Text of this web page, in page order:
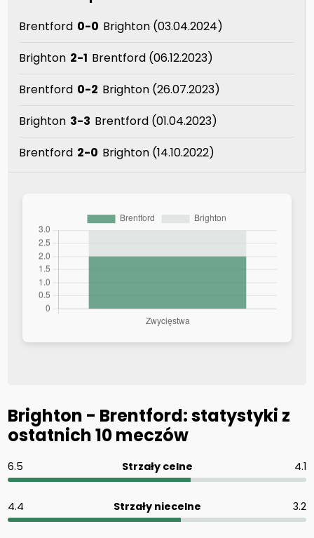
Brentford 0-0 Brighton (03.04.2024)
Brighton 2-1 Brentford (06.12.2023)
Brentford 0-2 Brighton (26.07.2023)
Brighton 3-3 Brentford (01.04.2023)
Brentford 2-0 Brighton (14.10.2022)
Brighton - Brentford: statystyki z
ostatnich 10 meczów
6.5 Strzały celne 4.1
4.4 Strzały niecelne 3.2